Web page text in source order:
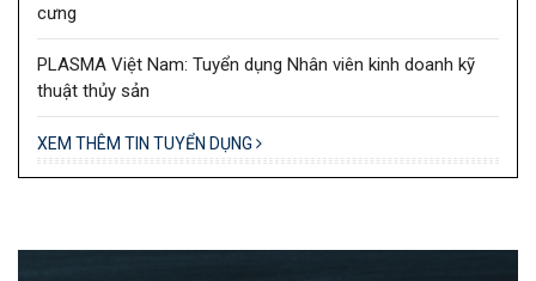
cưng
PLASMA Việt Nam: Tuyển dụng Nhân viên kinh doanh kỹ
thuật thủy sản
XEM THÊM TIN TUYỂN DỤNG